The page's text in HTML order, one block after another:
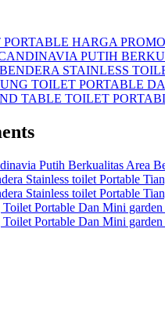
PORTABLE HARGA
PUTIH
STAINLESS
TOILET PORTABLE
TABLE TOILET
Putih Berkualitas Area
Stainless toilet Portable
Stainless toilet Portable
Toilet Portable Dan Mini garden
Toilet Portable Dan Mini garden